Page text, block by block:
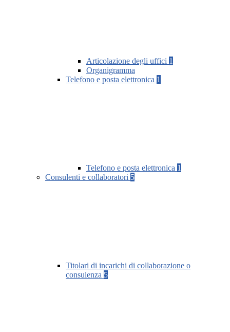
Articolazione degli uffici 1
Organigramma
Telefono e posta elettronica 1
Telefono e posta elettronica 1
Consulenti e collaboratori 5
Titolari di incarichi di collaborazione o
consulenza 5